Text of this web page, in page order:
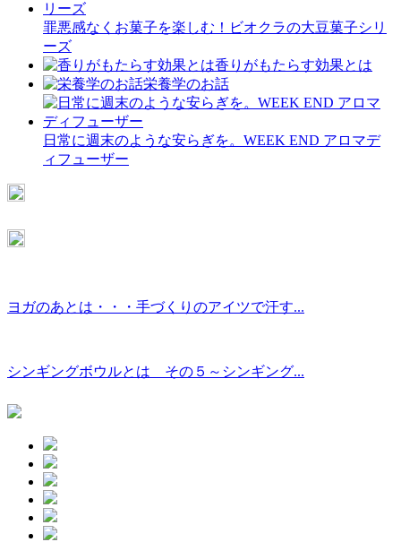
罪悪感なくお菓子を楽しむ！ビオクラの大豆菓子シリ
ーズ
香りがもたらす効果とは
栄養学のお話
日常に週末のような安らぎを。WEEK END アロマデ
ィフューザー
ヨガのあとは・・・手づくりのアイツで汗す...
シンギングボウルとは その５～シンギング...